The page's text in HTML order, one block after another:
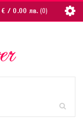
€ / 0.00 лв. 0